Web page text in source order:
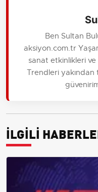
Ben Sultan
aksiyon.com.tr
sanat etkinlikleri ve
Trendleri
İLGİLİ